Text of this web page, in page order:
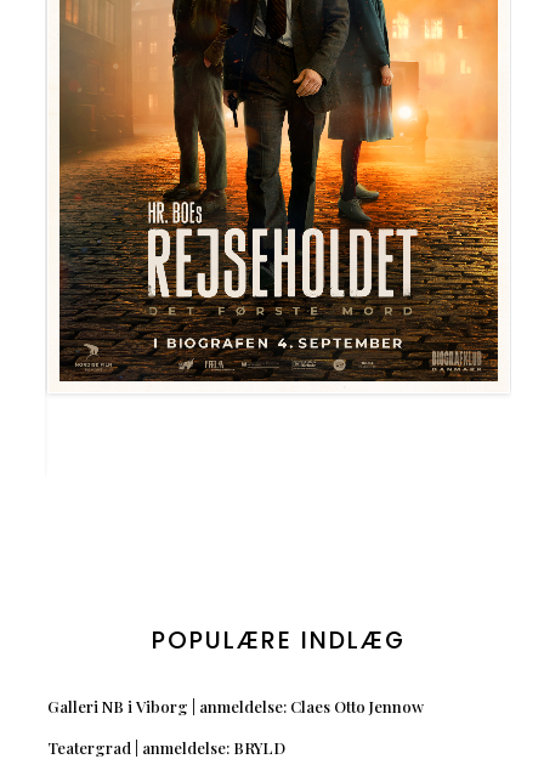
POPULÆRE INDLÆG
Galleri NB i Viborg | anmeldelse: Claes Otto Jennow
Teatergrad | anmeldelse: BRYLD